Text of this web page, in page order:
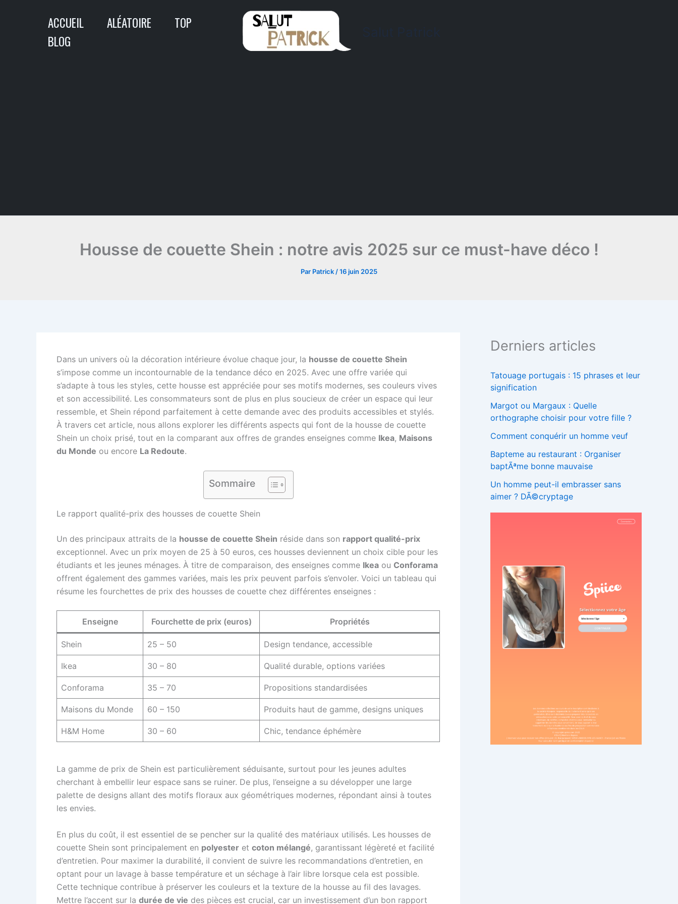
ACCUEIL ALÉATOIRE
TOP
BLOG
Housse de couette Shein : notre avis 2025 sur ce must-have déco !
Par Patrick /16 juin 2025
Dans un univers où la décoration intérieure évolue chaque jour, la housse de couette Shein
s’impose comme un incontournable de la tendance déco en 2025. Avec une offre variée qui
s’adapte à tous les styles, cette housse est appréciée pour ses motifs modernes, ses couleurs vives
et son accessibilité. Les consommateurs sont de plus en plus soucieux de créer un espace qui leur
ressemble, et Shein répond parfaitement à cette demande avec des produits accessibles et stylés.
À travers cet article, nous allons explorer les différents aspects qui font de la housse de couette
Shein un choix prisé, tout en la comparant aux offres de grandes enseignes comme Ikea, Maisons
du Monde ou encore La Redoute.
Sommaire
Le rapport qualité-prix des housses de couette Shein
Un des principaux attraits de la housse de couette Shein réside dans son rapport qualité-prix
exceptionnel. Avec un prix moyen de 25 à 50 euros, ces housses deviennent un choix cible pour les
étudiants et les jeunes ménages. À titre de comparaison, des enseignes comme Ikea ou Conforama
offrent également des gammes variées, mais les prix peuvent parfois s’envoler. Voici un tableau qui
résume les fourchettes de prix des housses de couette chez différentes enseignes :
Enseigne Fourchette de prix (euros) Propriétés
Shein 25 – 50 Design tendance, accessible
Ikea 30 – 80 Qualité durable, options variées
Conforama 35 – 70 Propositions standardisées
Maisons du Monde 60 – 150 Produits haut de gamme, designs uniques
H&M Home 30 – 60 Chic, tendance éphémère
La gamme de prix de Shein est particulièrement séduisante, surtout pour les jeunes adultes
cherchant à embellir leur espace sans se ruiner. De plus, l’enseigne a su développer une large
palette de designs allant des motifs floraux aux géométriques modernes, répondant ainsi à toutes
les envies.
En plus du coût, il est essentiel de se pencher sur la qualité des matériaux utilisés. Les housses de
couette Shein sont principalement en polyester et coton mélangé, garantissant légèreté et facilité
d’entretien. Pour maximer la durabilité, il convient de suivre les recommandations d’entretien, en
optant pour un lavage à basse température et un séchage à l’air libre lorsque cela est possible.
Cette technique contribue à préserver les couleurs et la texture de la housse au fil des lavages.
Mettre l’accent sur la durée de vie des pièces est crucial, car un investissement d’un bon rapport
Derniers articles
Tatouage portugais : 15 phrases et leur
signification
Margot ou Margaux : Quelle
orthographe choisir pour votre fille ?
Comment conquérir un homme veuf
Bapteme au restaurant : Organiser
baptÃªme bonne mauvaise
Un homme peut-il embrasser sans
aimer ? DÃ©cryptage